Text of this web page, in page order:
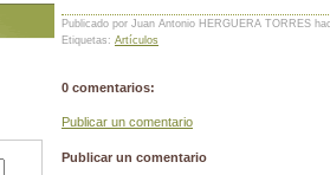
Publicado por Juan Antonio HERGUERA TORRES
Etiquetas: Artículos
0 comentarios:
Publicar un comentario
Publicar un comentario